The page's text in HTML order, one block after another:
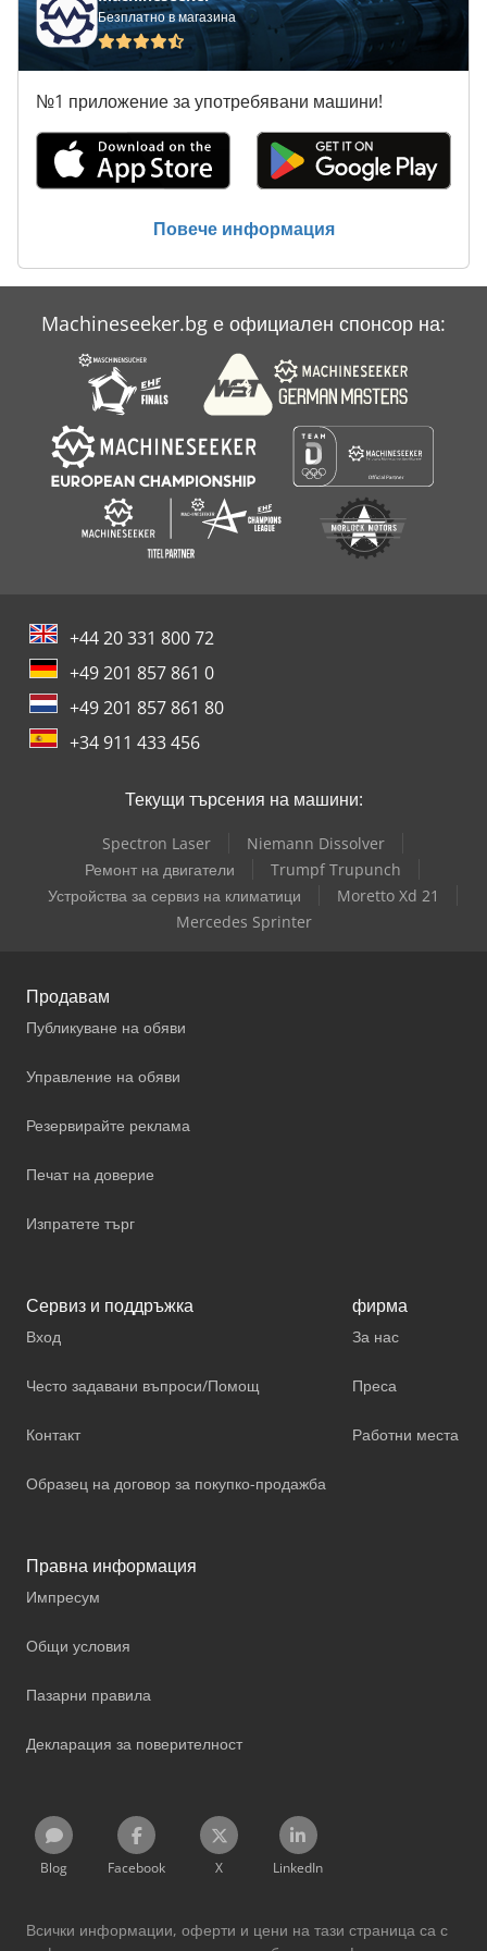
Производство На Пелети
Производство На Строителни Материали
Профилиране На Линия
Фрези Торцеви С Пластини
Безплатно в магазина
№1 приложение за употребявани машини!
Повече информация
Machineseeker.bg е официален спонсор на:
+44 20 331 800 72
+49 201 857 861 0
+49 201 857 861 80
+34 911 433 456
Текущи търсения на машини:
Spectron Laser
Niemann Dissolver
Ремонт на двигатели
Trumpf Trupunch
Устройства за сервиз на климатици
Moretto Xd 21
Mercedes Sprinter
Продавам
Публикуване на обяви
Управление на обяви
Резервирайте реклама
Печат на доверие
Изпратете търг
Сервиз и поддръжка
Вход
Често задавани въпроси/Помощ
Контакт
Образец на договор за покупко-продажба
фирма
За нас
Преса
Работни места
Правна информация
Импресум
Общи условия
Пазарни правила
Декларация за поверителност
Blog Facebook X LinkedIn
Всички информации, оферти и цени на тази страница са с